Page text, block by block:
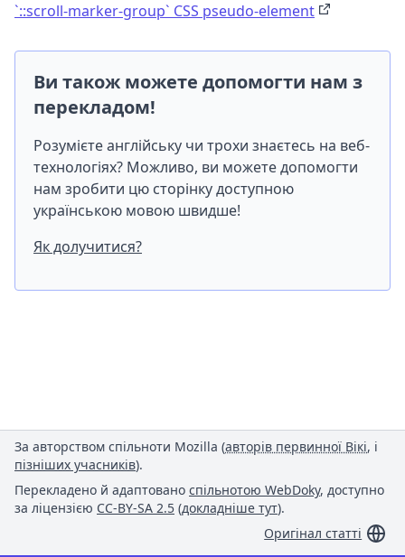
`::scroll-marker-group` CSS pseudo-element
Ви також можете допомогти нам з
перекладом!
Розумієте англійську чи трохи знаєтесь на веб-
технологіях? Можливо, ви можете допомогти
нам зробити цю сторінку доступною
українською мовою швидше!
Як долучитися?
За авторством спільноти Mozilla (авторів первинної Вікі, і
пізніших учасників).
Перекладено й адаптовано спільнотою WebDoky, доступно
за ліцензією CC-BY-SA 2.5 (докладніше тут).
Оригінал статті